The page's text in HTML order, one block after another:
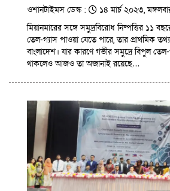
ওশানটাইমস ডেস্ক :
১৪ মার্চ ২০২৩,
মিয়ানমারের সঙ্গে সমুদ্রবিরোধ নিষ্পত্তির ১১
তেল-গ্যাস পাওয়া যেতে পারে, তার প্রাথমিক
বাংলাদেশ। যার কারণে গভীর সমুদ্রে বিপুল তেল-
থাকলেও আজও তা অজানাই রয়েছে…